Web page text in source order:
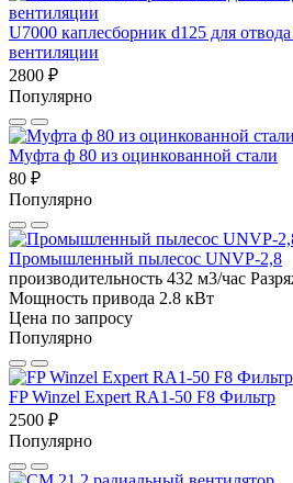
U7000 каплесборник d125 для отвода
вентиляции
2800 ₽
Популярно
Муфта ф 80 из оцинкованной стали
80 ₽
Популярно
Промышленный пылесос UNVP-2,8
производительность 432 м3/час
Мощность привода 2.8 кВт
Цена по запросу
Популярно
FP Winzel Expert RA1-50 F8 Фильтр
2500 ₽
Популярно